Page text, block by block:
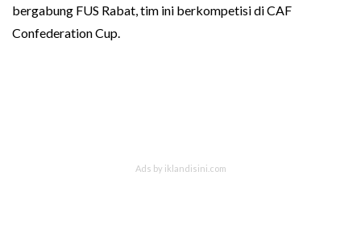
bergabung FUS Rabat, tim ini berkompetisi di CAF
Confederation Cup.